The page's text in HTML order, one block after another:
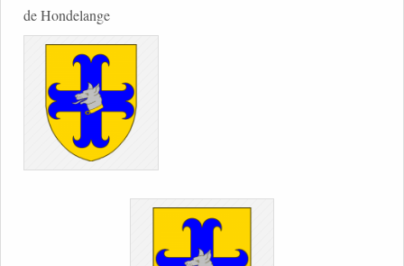
de Hondelange